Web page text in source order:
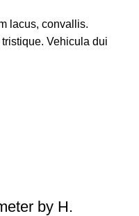
lacus, convallis.
Vehicula dui
by H.